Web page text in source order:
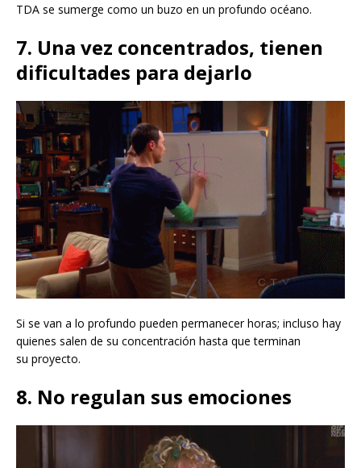
TDA se sumerge como un buzo en un profundo océano.
7. Una vez concentrados, tienen
dificultades para dejarlo
Si se van a lo profundo pueden permanecer horas; incluso hay
quienes salen de su concentración hasta que terminan
su proyecto.
8. No regulan sus emociones